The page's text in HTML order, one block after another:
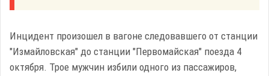
Инцидент произошел в вагоне следовавшего от станции
"Измайловская" до станции "Первомайская" поезда 4
октября. Трое мужчин избили одного из пассажиров,